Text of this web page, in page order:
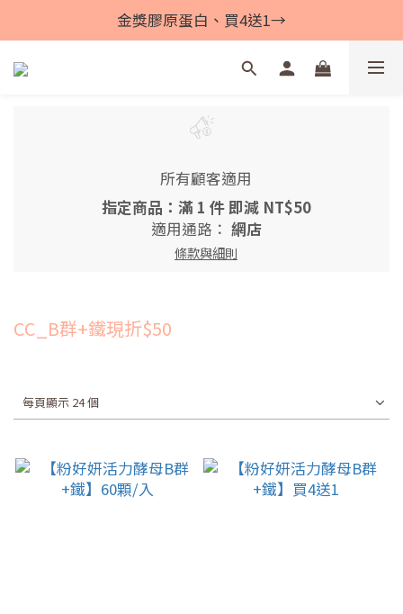
金獎膠原蛋白、買4送1→
所有顧客適用
指定商品：滿 1 件 即減 NT$50
適用通路： 網店
條款與細則
CC_B群+鐵現折$50
每頁顯示 24 個